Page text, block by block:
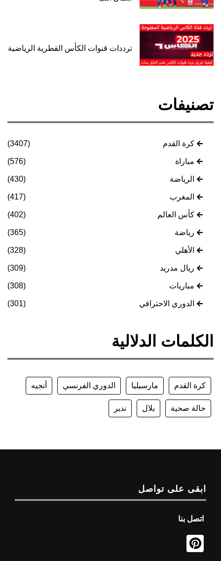
ترددات قنوات الكأس القطرية الرياضية
تصنيفات
كرة القدم (3407)
مباراة (576)
الرياضة (430)
المغرب (417)
كأس العالم (402)
رياضة (365)
الأهلي (328)
ريال مدريد (309)
مباريات (308)
الدوري الاحترافي (301)
الكلمات الدلالية
كرة القدم مارسيليا الدوري الفرنسي أنجيه
حالة صحية بلال ندير
ابقى على تواصل
اتصل بنا